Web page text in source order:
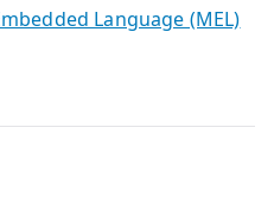
Language (MEL)